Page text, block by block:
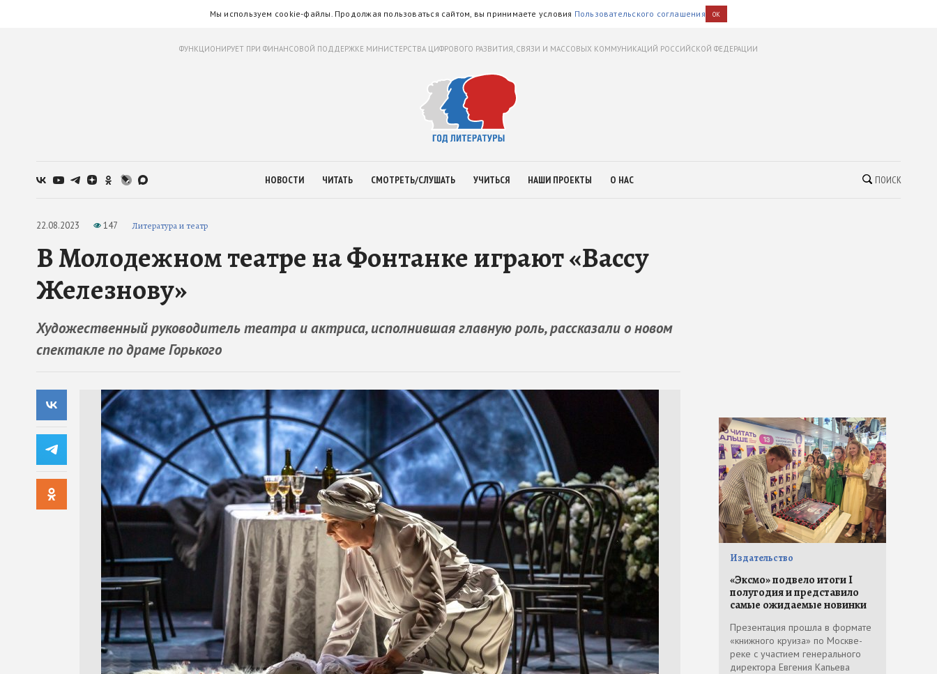
Мы используем cookie-файлы. Продолжая пользоваться сайтом, вы принимаете условия Пользовательского соглашения OK
ФУНКЦИОНИРУЕТ ПРИ ФИНАНСОВОЙ ПОДДЕРЖКЕ МИНИСТЕРСТВА ЦИФРОВОГО РАЗВИТИЯ, СВЯЗИ И МАССОВЫХ КОММУНИКАЦИЙ РОССИЙСКОЙ ФЕДЕРАЦИИ
НОВОСТИ ЧИТАТЬ СМОТРЕТЬ/СЛУШАТЬ УЧИТЬСЯ НАШИ ПРОЕКТЫ О НАС ПОИСК
22.08.2023 147 Литература и театр
В Молодежном театре на Фонтанке играют «Вассу
Железнову»
Художественный руководитель театра и актриса, исполнившая главную роль, рассказали о новом
спектакле по драме Горького
Издательство
«Эксмо» подвело итоги I
полугодия и представило
самые ожидаемые новинки
Презентация прошла в формате
«книжного круиза» по Москве-
реке с участием генерального
директора Евгения Капьева